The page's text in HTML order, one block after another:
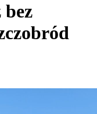
bez